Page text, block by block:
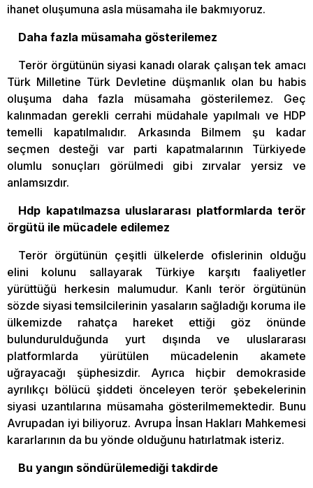
ihanet oluşumuna asla müsamaha ile bakmıyoruz.
Daha fazla müsamaha gösterilemez
Terör örgütünün siyasi kanadı olarak çalışan tek amacı
Türk Milletine Türk Devletine düşmanlık olan bu habis
oluşuma daha fazla müsamaha gösterilemez. Geç
kalınmadan gerekli cerrahi müdahale yapılmalı ve HDP
temelli kapatılmalıdır. Arkasında Bilmem şu kadar
seçmen desteği var parti kapatmalarının Türkiyede
olumlu sonuçları görülmedi gibi zırvalar yersiz ve
anlamsızdır.
Hdp kapatılmazsa uluslararası platformlarda terör
örgütü ile mücadele edilemez
Terör örgütünün çeşitli ülkelerde ofislerinin olduğu
elini kolunu sallayarak Türkiye karşıtı faaliyetler
yürüttüğü herkesin malumudur. Kanlı terör örgütünün
sözde siyasi temsilcilerinin yasaların sağladığı koruma ile
ülkemizde rahatça hareket ettiği göz önünde
bulundurulduğunda yurt dışında ve uluslararası
platformlarda yürütülen mücadelenin akamete
uğrayacağı şüphesizdir. Ayrıca hiçbir demokraside
ayrılıkçı bölücü şiddeti önceleyen terör şebekelerinin
siyasi uzantılarına müsamaha gösterilmemektedir. Bunu
Avrupadan iyi biliyoruz. Avrupa İnsan Hakları Mahkemesi
kararlarının da bu yönde olduğunu hatırlatmak isteriz.
Bu yangın söndürülemediği takdirde